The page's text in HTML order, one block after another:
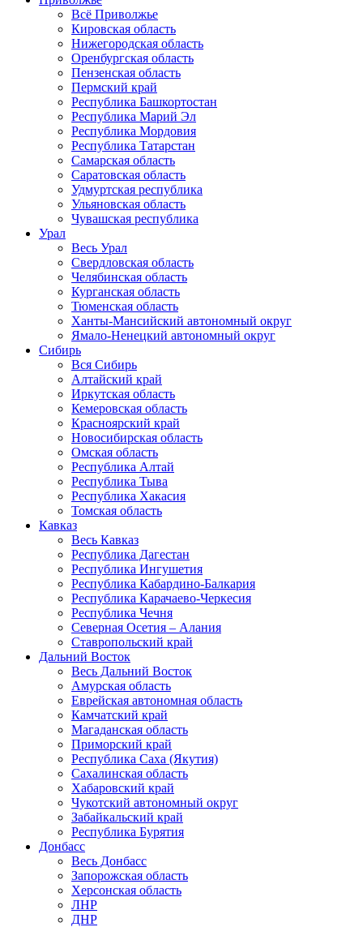
Всё Приволжье
Кировская область
Нижегородская область
Оренбургская область
Пензенская область
Пермский край
Республика Башкортостан
Республика Марий Эл
Республика Мордовия
Республика Татарстан
Самарская область
Саратовская область
Удмуртская республика
Ульяновская область
Чувашская республика
Урал
Весь Урал
Свердловская область
Челябинская область
Курганская область
Тюменская область
Ханты-Мансийский автономный округ
Ямало-Ненецкий автономный округ
Сибирь
Вся Сибирь
Алтайский край
Иркутская область
Кемеровская область
Красноярский край
Новосибирская область
Омская область
Республика Алтай
Республика Тыва
Республика Хакасия
Томская область
Кавказ
Весь Кавказ
Республика Дагестан
Республика Ингушетия
Республика Кабардино-Балкария
Республика Карачаево-Черкесия
Республика Чечня
Северная Осетия – Алания
Ставропольский край
Дальний Восток
Весь Дальний Восток
Амурская область
Еврейская автономная область
Камчатский край
Магаданская область
Приморский край
Республика Саха (Якутия)
Сахалинская область
Хабаровский край
Чукотский автономный округ
Забайкальский край
Республика Бурятия
Донбасс
Весь Донбасс
Запорожская область
Херсонская область
ЛНР
ДНР